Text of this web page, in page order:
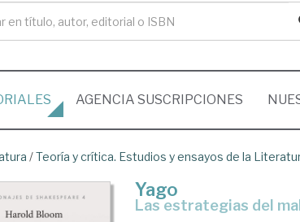
AGENCIA SUSCRIPCIONES
/Teoría y crítica. Estudios y ensayos de la
Yago
las estrategias del mal